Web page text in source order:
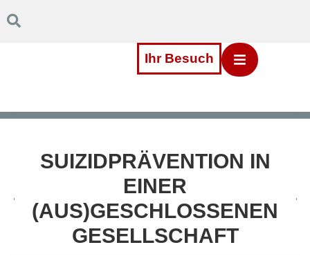
Inhalt
zum
Ihr Besuch
SUIZIDPRÄVENTION IN
EINER
(AUS)GESCHLOSSENEN
GESELLSCHAFT